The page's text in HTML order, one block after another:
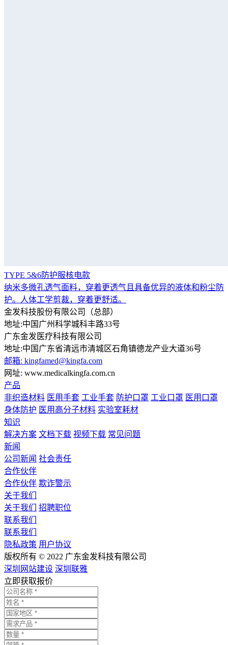
TYPE 5&6防护服核电款
纳米多微孔透气面料，穿着更透气且具备优异的液体和粉尘防
护。人体工学剪裁，穿着更舒适。
金发科技股份有限公司（总部）
地址:中国广州科学城科丰路33号
广东金发医疗科技有限公司
地址:中国广东省清远市清城区石角镇德龙产业大道36号
邮箱: kingfamed@kingfa.com
网址: www.medicalkingfa.com.cn
产品
非织造材料 医用手套 工业手套 防护口罩 工业口罩 医用口罩
身体防护 医用高分子材料 实验室耗材
知识
解决方案 文档下载 视频下载 常见问题
新闻
公司新闻 社会责任
合作伙伴
合作伙伴 欺诈警示
关于我们
关于我们
招聘职位
联系我们
联系我们
隐私政策 用户协议
版权所有 © 2022 广东金发科技有限公司
深圳网站建设 深圳联雅
立即获取报价